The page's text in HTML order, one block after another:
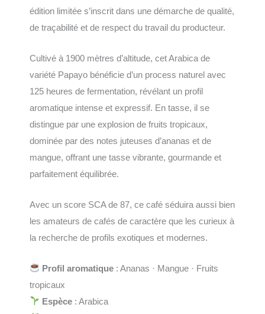
édition limitée s’inscrit dans une démarche de qualité,
de traçabilité et de respect du travail du producteur.
Cultivé à 1900 mètres d’altitude, cet Arabica de
variété Papayo bénéficie d’un process naturel avec
125 heures de fermentation, révélant un profil
aromatique intense et expressif. En tasse, il se
distingue par une explosion de fruits tropicaux,
dominée par des notes juteuses d’ananas et de
mangue, offrant une tasse vibrante, gourmande et
parfaitement équilibrée.
Avec un score SCA de 87, ce café séduira aussi bien
les amateurs de cafés de caractère que les curieux à
la recherche de profils exotiques et modernes.
Profil aromatique : Ananas · Mangue · Fruits
tropicaux
Espèce : Arabica